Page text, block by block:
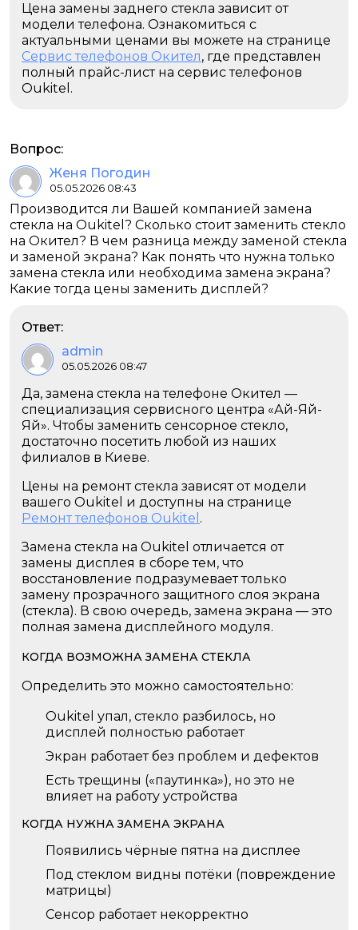
Цена замены заднего стекла зависит от
модели телефона. Ознакомиться с
актуальными ценами вы можете на странице
Сервис телефонов Окител, где представлен
полный прайс-лист на сервис телефонов
Oukitel.
Вопрос:
Женя Погодин
05.05.2026 08:43
Производится ли Вашей компанией замена
стекла на Oukitel? Сколько стоит заменить стекло
на Окител? В чем разница между заменой стекла
и заменой экрана? Как понять что нужна только
замена стекла или необходима замена экрана?
Какие тогда цены заменить дисплей?
Ответ:
admin
05.05.2026 08:47
Да, замена стекла на телефоне Окител —
специализация сервисного центра «Ай-Яй-
Яй». Чтобы заменить сенсорное стекло,
достаточно посетить любой из наших
филиалов в Киеве.
Цены на ремонт стекла зависят от модели
вашего Oukitel и доступны на странице
Ремонт телефонов Oukitel .
Замена стекла на Oukitel отличается от
замены дисплея в сборе тем, что
восстановление подразумевает только
замену прозрачного защитного слоя экрана
(стекла). В свою очередь, замена экрана — это
полная замена дисплейного модуля.
КОГДА ВОЗМОЖНА ЗАМЕНА СТЕКЛА
Определить это можно самостоятельно:
Oukitel упал, стекло разбилось, но
дисплей полностью работает
Экран работает без проблем и дефектов
Есть трещины («паутинка»), но это не
влияет на работу устройства
КОГДА НУЖНА ЗАМЕНА ЭКРАНА
Появились чёрные пятна на дисплее
Под стеклом видны потёки (повреждение
матрицы)
Сенсор работает некорректно